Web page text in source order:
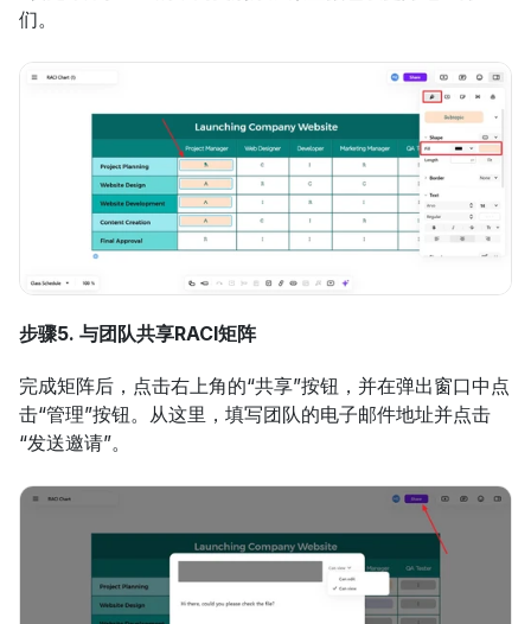
们。
步骤5. 与团队共享RACI矩阵
完成矩阵后，点击右上角的“共享”按钮，并在弹出窗口中点
击“管理”按钮。从这里，填写团队的电子邮件地址并点击
“发送邀请”。